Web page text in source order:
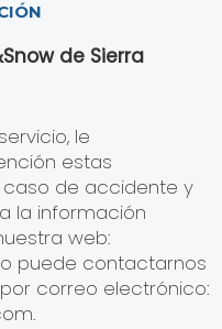
de Sierra
le
estas
de accidente y
la información
web:
puede contactarnos
correo electrónico: